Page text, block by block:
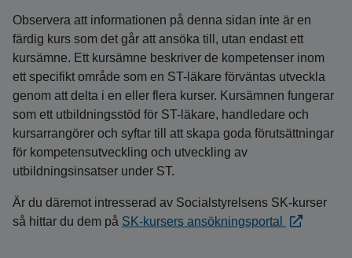
Observera att informationen på denna sidan inte är en
färdig kurs som det går att ansöka till, utan endast ett
kursämne. Ett kursämne beskriver de kompetenser inom
ett specifikt område som en ST-läkare förväntas utveckla
genom att delta i en eller flera kurser. Kursämnen fungerar
som ett utbildningsstöd för ST-läkare, handledare och
kursarrangörer och syftar till att skapa goda förutsättningar
för kompetensutveckling och utveckling av
utbildningsinsatser under ST.
Är du däremot intresserad av Socialstyrelsens SK-kurser
så hittar du dem på SK-kursers ansökningsportal